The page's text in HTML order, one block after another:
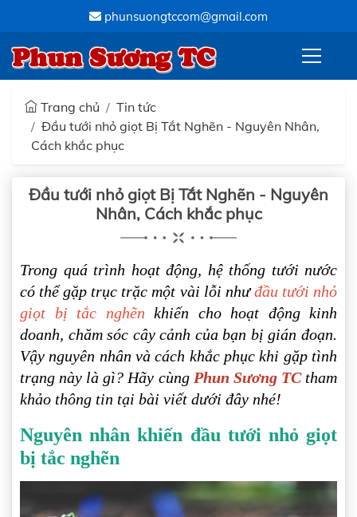
phunsuongtccom@gmail.com
Phun Sương TC
Trang chủ
Tin tức
Đầu tưới nhỏ giọt Bị Tắt Nghẽn - Nguyên Nhân,
Cách khắc phục
Đầu tưới nhỏ giọt Bị Tắt Nghẽn - Nguyên
Nhân, Cách khắc phục
Trong quá trình hoạt động, hệ thống tưới nước
có thể gặp trục trặc một vài lỗi nhưđầu tưới nhỏ
giọt bị tắc nghẽn khiến cho hoạt động kinh
doanh, chăm sóc cây cảnh của bạn bị gián đoạn.
Vậy nguyên nhân và cách khắc phục khi gặp tình
trạng này là gì? Hãy cùng Phun Sương TCtham
khảo thông tin tại bài viết dưới đây nhé!
Nguyên nhân khiến đầu tưới nhỏ giọt
bị tắc nghẽn